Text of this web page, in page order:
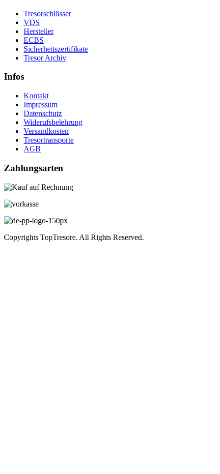
Tresorschlösser
VDS
Hersteller
ECBS
Sicherheitszertifikate
Tresor Archiv
Infos
Kontakt
Impressum
Datenschutz
Widerufsbelehrung
Versandkosten
Tresortransporte
AGB
Zahlungsarten
Copyrights TopTresore. All Rights Reserved.